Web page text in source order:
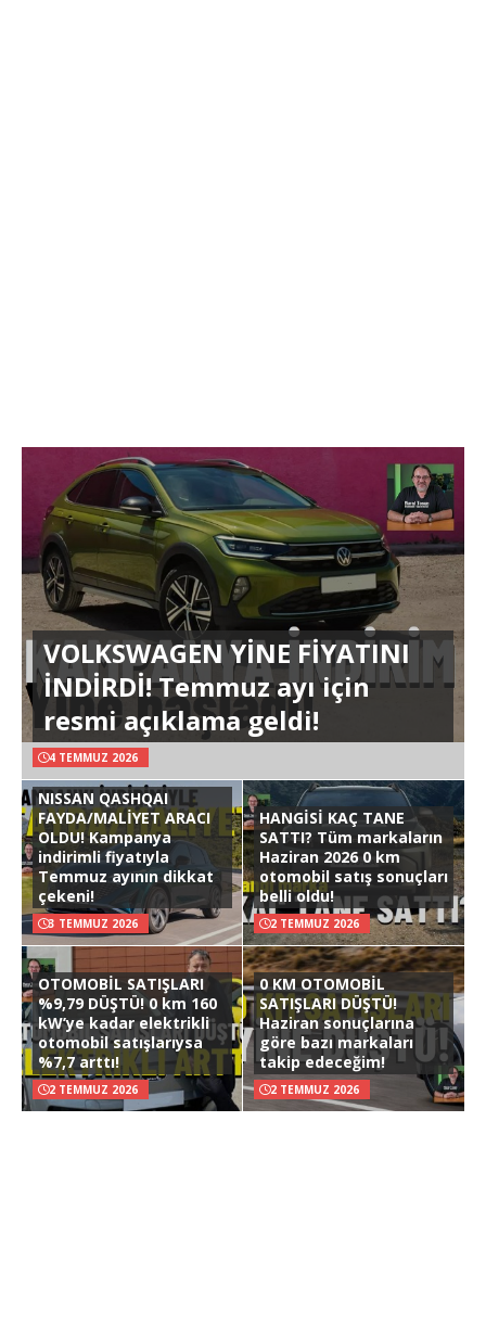
VOLKSWAGEN YİNE FİYATINI
İNDİRDİ! Temmuz ayı için
resmi açıklama geldi!
4 TEMMUZ 2026
NISSAN QASHQAI
FAYDA/MALİYET ARACI
OLDU! Kampanya
indirimli fiyatıyla
Temmuz ayının dikkat
çekeni!
3 TEMMUZ 2026
HANGİSİ KAÇ TANE
SATTI? Tüm markaların
Haziran 2026 0 km
otomobil satış sonuçları
belli oldu!
2 TEMMUZ 2026
OTOMOBİL SATIŞLARI
%9,79 DÜŞTÜ! 0 km 160
kW’ye kadar elektrikli
otomobil satışlarıysa
%7,7 arttı!
2 TEMMUZ 2026
0 KM OTOMOBİL
SATIŞLARI DÜŞTÜ!
Haziran sonuçlarına
göre bazı markaları
takip edeceğim!
2 TEMMUZ 2026